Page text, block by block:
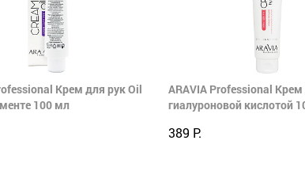
Крем для рук Oil
100 мл
ARAVIA Professional Крем
гиалуроновой кислотой
389 Р.